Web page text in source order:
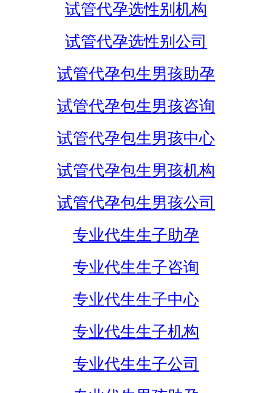
试管代孕选性别机构
试管代孕选性别公司
试管代孕包生男孩助孕
试管代孕包生男孩咨询
试管代孕包生男孩中心
试管代孕包生男孩机构
试管代孕包生男孩公司
专业代生生子助孕
专业代生生子咨询
专业代生生子中心
专业代生生子机构
专业代生生子公司